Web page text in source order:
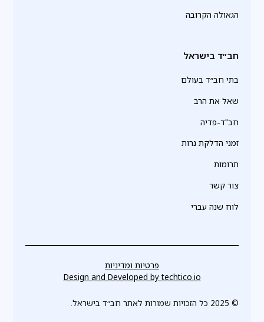
הגאולה הקרובה
חב״ד בישראל
בתי חב״ד בעולם
שאל את הרב
חב"ד-פדיה
זמני הדלקת נרות
תרומות
צור קשר
לוח שנה עברי
© 2025 כל הזכויות שמורות לאתר חב״ד בישראל.
פרטיות ומדיניות
Design and Developed bytechtico.io